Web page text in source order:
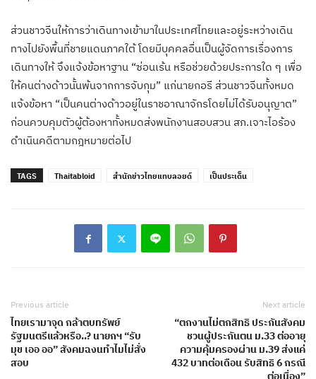
ส่วนชาวจีนให้การว่าเดินทางเข้ามาในประเทศไทยและอยู่ระหว่างเดิน
ทางไปยังพื้นที่ชายแดนภาคใต้ โดยมีบุคคลอื่นเป็นผู้จัดการเรื่องการ
เดินทางให้ จึงแจ้งข้อหาฐาน “ซ่อนเร้น หรือช่วยด้วยประการใด ๆ เพื่อ
ให้คนต่างด้าวนั้นพ้นจากการจับกุม” แก่นายกอรี ส่วนชาวจีนทั้งหมด
แจ้งข้อหา “เป็นคนต่างด้าวอยู่ในราชอาณาจักรโดยไม่ได้รับอนุญาต”
ก่อนควบคุมตัวผู้ต้องหาทั้งหมดส่งพนักงานสอบสวน สภ.เจาะไอร้อง
ดำเนินคดีตามกฎหมายต่อไป
TAGS Thaitabloid สำนักข่าวไทยแทบลอยด์ เป็นประเด็น
Previous article
ไทยเรามาจุด กล้าตบทรัพย์
รัฐมนตรีแล้วหรือ..? นายกฯ “รับ
มุข เออ ออ” สังคมฉงนทำไมไม่สั่ง
สอบ
Next article
“ตกงานไม่ตกสิทธิ ประกันสังคม
ชวนผู้ประกันตน ม.33 ต่ออายุ
ความคุ้มครองผ่าน ม.39 ส่งแค่
432 บาทต่อเดือน รับสิทธิ 6 กรณี